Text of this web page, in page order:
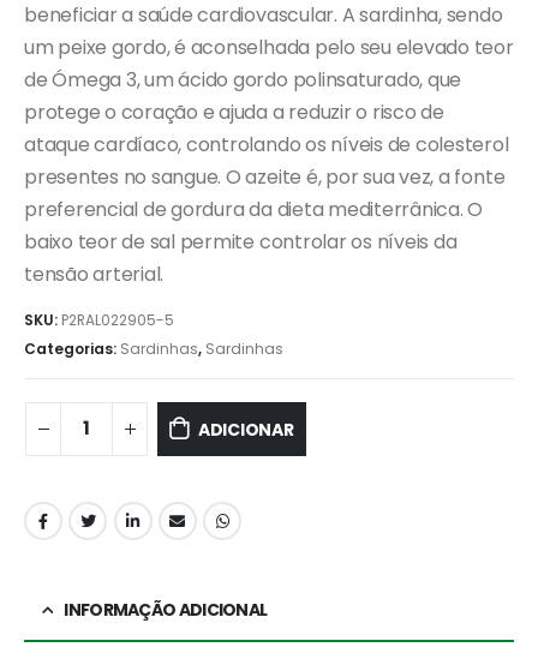
beneficiar a saúde cardiovascular. A sardinha, sendo
um peixe gordo, é aconselhada pelo seu elevado teor
de Ómega 3, um ácido gordo polinsaturado, que
protege o coração e ajuda a reduzir o risco de
ataque cardíaco, controlando os níveis de colesterol
presentes no sangue. O azeite é, por sua vez, a fonte
preferencial de gordura da dieta mediterrânica. O
baixo teor de sal permite controlar os níveis da
tensão arterial.
SKU: P2RAL022905-5
Categorias: Sardinhas, Sardinhas
ADICIONAR
INFORMAÇÃO ADICIONAL